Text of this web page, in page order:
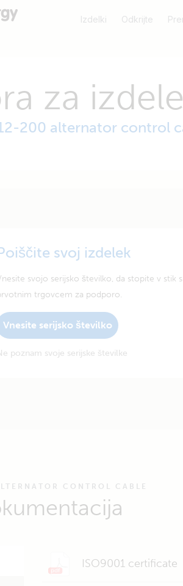
Izdelki Odkrijte
za
200 alternator control
svoj izdelek
svojo serijsko številko, da stopite v stik s
trgovcem za podporo.
Vnesite serijsko številko
poznam svoje serijske številke
CONTROL CABLE
ISO9001 certificate